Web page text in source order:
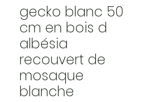
gecko blanc 50
cm en bois d
albésia
recouvert de
mosaque
blanche